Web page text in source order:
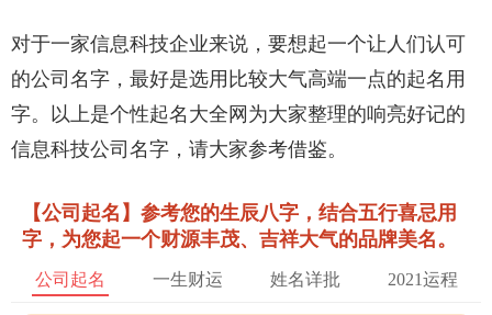
对于一家信息科技企业来说，要想起一个让人们认可
的公司名字，最好是选用比较大气高端一点的起名用
字。以上是个性起名大全网为大家整理的响亮好记的
信息科技公司名字，请大家参考借鉴。
【公司起名】参考您的生辰八字，结合五行喜忌用
字，为您起一个财源丰茂、吉祥大气的品牌美名。
公司起名 一生财运 姓名详批 2021运程